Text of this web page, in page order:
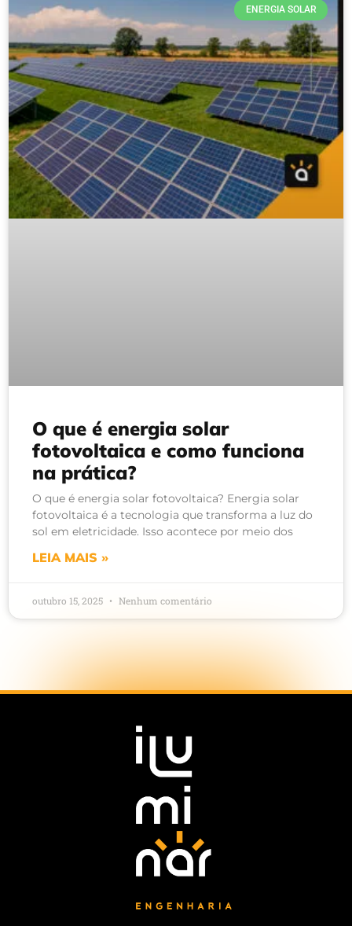
ENERGIA SOLAR
O que é energia solar
fotovoltaica e como funciona
na prática?
O que é energia solar fotovoltaica? Energia solar
fotovoltaica é a tecnologia que transforma a luz do
sol em eletricidade. Isso acontece por meio dos
LEIA MAIS »
outubro 15, 2025 Nenhum comentário